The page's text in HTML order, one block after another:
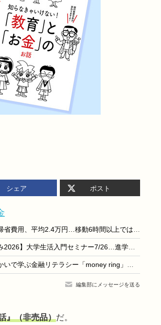
シェア ポスト
お盆の帰省費用、平均2.4万円…移動6時間以上では6.6万円に
【夏休み2026】大学生活入門セミナー7/26…進学費用や準備を解説
おこづかいで学ぶ金融リテラシー「money ring」セブン銀行
編集部にメッセージを送る
』（非売品）だ。